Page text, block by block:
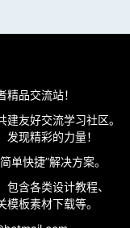
品交流站！
友好交流学习社区。
现精彩的力量！
单快捷”解决方案。
含各类设计教程、
板素材下载等。